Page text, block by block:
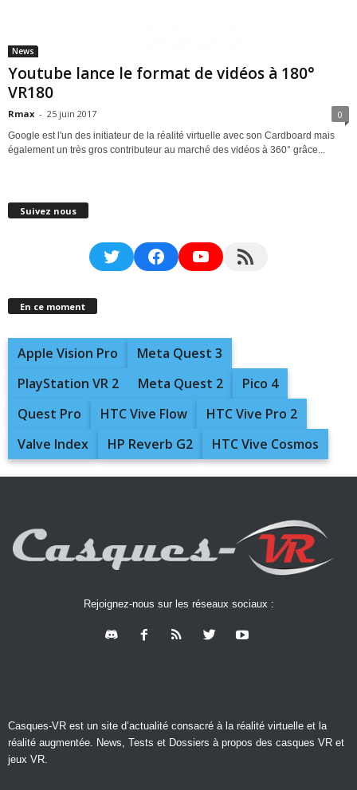
News
Youtube lance le format de vidéos à 180°
VR180
Rmax - 25 juin 2017 0
Google est l'un des initiateur de la réalité virtuelle avec son Cardboard mais
également un très gros contributeur au marché des vidéos à 360° grâce...
Suivez nous
TwitterFacebookYouTubeRSS Feed
En ce moment
Apple Vision Pro
Meta Quest 3
PlayStation VR 2
Meta Quest 2
Pico 4
Quest Pro
HTC Vive Flow
HTC Vive Pro 2
Valve Index
HP Reverb G2 HTC Vive Cosmos
Rejoignez-nous sur les réseaux sociaux :
Casques-VR est un site d’actualité consacré à la réalité virtuelle et la
réalité augmentée. News, Tests et Dossiers à propos des casques VR et
jeux VR.